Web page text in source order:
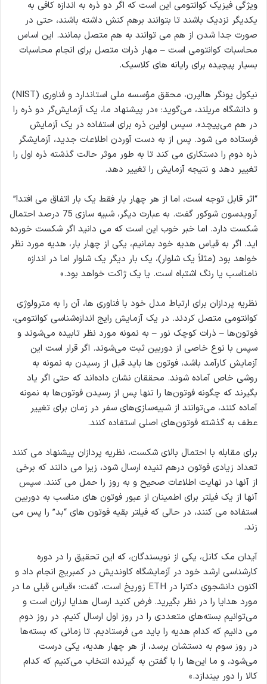
ویژگی فیزیک کوانتومی این است که اگر دو ذره به اندازه کافی به
یکدیگر نزدیک باشند تا بتوانند برهم کنش داشته باشند، حتی در
صورت جدا شدن از هم می توانند به هم متصل بمانند. این اساس
محاسبات کوانتومی است – مهار ذرات متصل برای انجام محاسبات
بسیار پیچیده برای رایانه های کلاسیک.
نیکول یونگر هالپرن، محقق مؤسسه ملی استاندارد و فناوری (NIST)
و دانشگاه مریلند، می‌گوید: «در پیشنهاد ما، یک آزمایش‌گر دو ذره را
در هم می‌پیچد». سپس اولین ذره برای استفاده در یک آزمایش
فرستاده می شود. پس از به دست آوردن اطلاعات جدید، آزمایشگر
ذره دوم را دستکاری می کند تا به طور موثر حالت گذشته ذره اول را
تغییر دهد و نتیجه آزمایش را تغییر دهد.
“اثر قابل توجه است، اما از هر چهار بار فقط یک بار اتفاق می افتد!”
آرویدسون شوکور گفت. به عبارت دیگر، شبیه سازی 75 درصد احتمال
شکست دارد. اما خبر خوب این است که می دانید اگر شکست خورده
اید. اگر به قیاس هدیه خود بمانیم، یکی از چهار بار، هدیه مورد نظر
خواهد بود (مثلاً یک شلوار)، یک بار دیگر یک شلوار اما در اندازه
نامناسب یا رنگ اشتباه است. یا یک ژاکت خواهد بود.»
نظریه پردازان برای ارتباط مدل خود با فناوری ها، آن را به مترولوژی
کوانتومی متصل کردند. در یک آزمایش رایج اندازه‌شناسی کوانتومی،
فوتون‌ها – ذرات کوچک نور – به نمونه مورد نظر تابیده می‌شوند و
سپس با نوع خاصی از دوربین ثبت می‌شوند. اگر قرار است این
آزمایش کارآمد باشد، فوتون ها باید قبل از رسیدن به نمونه به
روشی خاص آماده شوند. محققان نشان داده‌اند که حتی اگر یاد
بگیرند که چگونه فوتون‌ها را تنها پس از رسیدن فوتون‌ها به نمونه
آماده کنند، می‌توانند از شبیه‌سازی‌های سفر در زمان برای تغییر
عطف به گذشته فوتون‌های اصلی استفاده کنند.
برای مقابله با احتمال بالای شکست، نظریه پردازان پیشنهاد می کنند
تعداد زیادی فوتون درهم تنیده ارسال شود، زیرا می دانند که برخی
از آنها در نهایت اطلاعات صحیح و به روز را حمل می کنند. سپس
آنها از یک فیلتر برای اطمینان از عبور فوتون های مناسب به دوربین
استفاده می کنند، در حالی که فیلتر بقیه فوتون های “بد” را پس می
زند.
آیدان مک کانل، یکی از نویسندگان، که این تحقیق را در دوره
کارشناسی ارشد خود در آزمایشگاه کاوندیش در کمبریج انجام داد و
اکنون دانشجوی دکترا در ETH زوریخ است، گفت: «قیاس قبلی ما در
مورد هدایا را در نظر بگیرید. فرض کنید ارسال هدایا ارزان است و
می‌توانیم بسته‌های متعددی را در روز اول ارسال کنیم. در روز دوم
می دانیم که کدام هدیه را باید می فرستادیم. تا زمانی که بسته‌ها
در روز سوم به دستشان برسد، از هر چهار هدیه، یکی درست
می‌شود، و ما این‌ها را با گفتن به گیرنده انتخاب می‌کنیم که کدام
کالا را دور بیندازد.»